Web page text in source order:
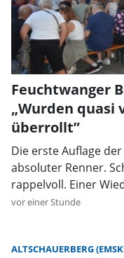
Feuchtwanger
„Wurden quasi
überrollt”
Die erste Auflage
absoluter Renner.
rappelvoll. Einer
vor einer Stunde
ALTSCHAUERBERG